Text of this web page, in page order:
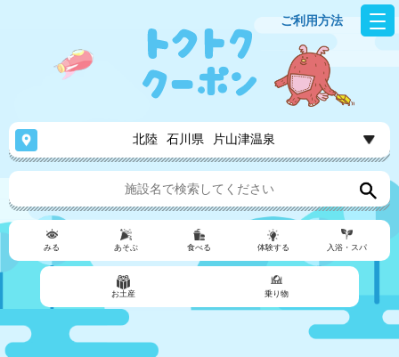
ご利用方法
北陸 石川県 片山津温泉
みる あそぶ 食べる 体験する 入浴・スパ
お土産 乗り物